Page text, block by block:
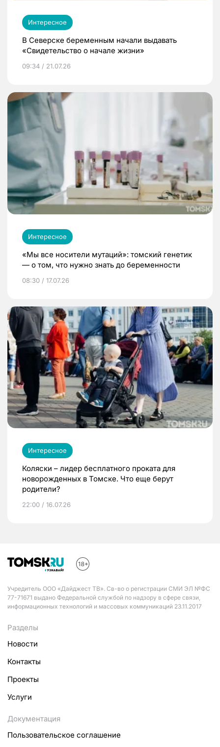
Интересное
В Северске беременным начали выдавать
«Свидетельство о начале жизни»
09:34 / 21.07.26
Интересное
«Мы все носители мутаций»: томский генетик
— о том, что нужно знать до беременности
08:30 / 17.07.26
Интересное
Коляски – лидер бесплатного проката для
новорожденных в Томске. Что еще берут
родители?
22:00 / 16.07.26
Учредитель ООО «Дайджест ТВ». Св-во о регистрации СМИ ЭЛ №ФС
77-71671 выдано Федеральной службой по надзору в сфере связи,
информационных технологий и массовых коммуникаций 23.11.2017
Разделы
Новости
Контакты
Проекты
Услуги
Документация
Пользовательское соглашение